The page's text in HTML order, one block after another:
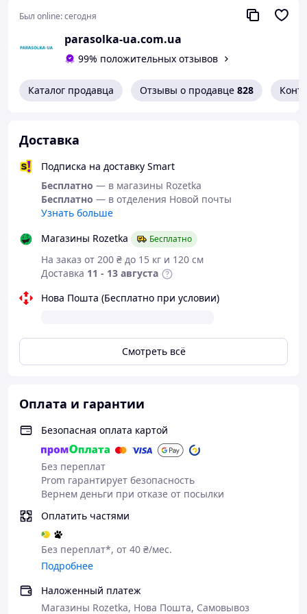
Подставка изготовлена из высококачественного и
прочного материала, обеспечивающего долговечность
что зонты будут надежно удерживаться даже при
сильных ветрах или неожиданных погодных условиях.
обеспечивает оптимальное распределение веса и
устойчивость. Вы можете быть уверены, что ваш зонт
Подставка легка в использовании и мобильна. Вы
можете легко перемещать ее в нужное место в саду, на
патио или на террасе. Она также компактна и не
занимает много места, что позволяет хранить ее без
проблем, когда она не используется.
Был online:сегодня
parasolka-ua.com.ua
99% положительных отзывов
Каталог продавца Отзывы о продавце 828
Доставка
Подписка на доставку Smart
Бесплатно — в магазины Rozetka
Бесплатно — в отделения Новой почты
Узнать больше
Магазины Rozetka
Бесплатно
На заказ от 200 ₴ до 15 кг и 120 см
Доставка 11 - 13 августа
Нова Пошта (Бесплатно при условии)
Смотреть всё
Оплата и гарантии
Безопасная оплата картой
Без переплат
Prom гарантирует безопасность
Вернем деньги при отказе от посылки
Оплатить частями
Без переплат*, от 40 ₴/мес.
Подробнее
Наложенный платеж
Магазины Rozetka, Нова Пошта, Самовывоз